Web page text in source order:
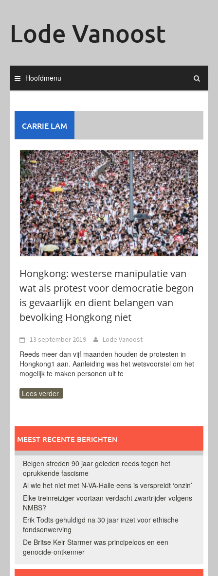
Lode Vanoost
Hoofdmenu
CARRIE LAM
Hongkong: westerse manipulatie van
wat als protest voor democratie begon
is gevaarlijk en dient belangen van
bevolking Hongkong niet
13 september 2019 Lode Vanoost
Reeds meer dan vijf maanden houden de protesten in
Hongkong1 aan. Aanleiding was het wetsvoorstel om het
mogelijk te maken personen uit te
Lees verder
MEEST RECENTE BERICHTEN
Belgen streden 90 jaar geleden reeds tegen het
oprukkende fascisme
Al wie het niet met N-VA-Halle eens is verspreidt ‘onzin’
Elke treinreiziger voortaan verdacht zwartrijder volgens
NMBS?
Erik Todts gehuldigd na 30 jaar inzet voor ethische
fondsenwerving
De Britse Keir Starmer was principeloos en een
genocide-ontkenner